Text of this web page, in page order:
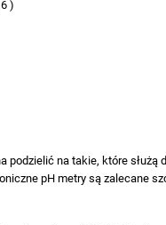
)
podzielić na takie, które służą
pH metry są zalecane